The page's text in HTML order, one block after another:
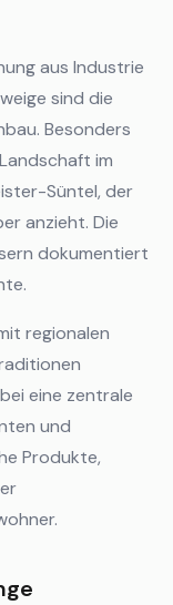
aus Industrie
sind die
Besonders
im
Süntel, der
anzieht. Die
dokumentiert
regionalen
eine zentrale
und
Produkte,